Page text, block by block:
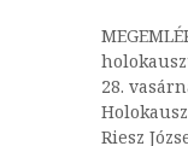
28.
Riesz